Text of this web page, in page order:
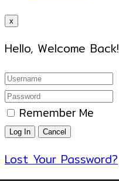
x
Hello, Welcome Back!
Remember Me
Lost Your Password?